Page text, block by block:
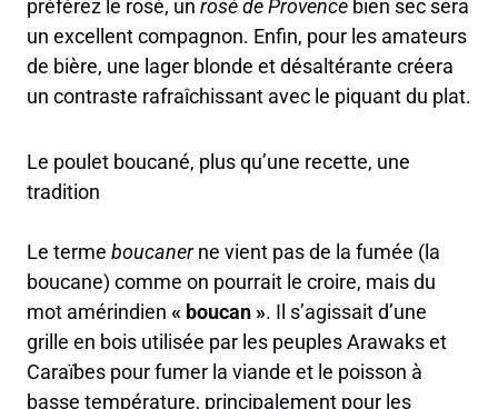
préférez le rosé, un rosé de Provence bien sec sera
un excellent compagnon. Enfin, pour les amateurs
de bière, une lager blonde et désaltérante créera
un contraste rafraîchissant avec le piquant du plat.
Le poulet boucané, plus qu’une recette, une
tradition
Le terme boucanerne vient pas de la fumée (la
boucane) comme on pourrait le croire, mais du
mot amérindien « boucan ». Il s’agissait d’une
grille en bois utilisée par les peuples Arawaks et
Caraïbes pour fumer la viande et le poisson à
basse température, principalement pour les